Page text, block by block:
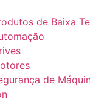
de Baixa
de